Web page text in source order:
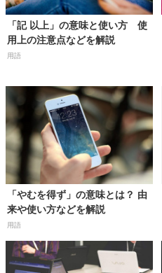
「記 以上」の意味と使い方 使
用上の注意点などを解説
用語
「やむを得ず」の意味とは？ 由
来や使い方などを解説
用語